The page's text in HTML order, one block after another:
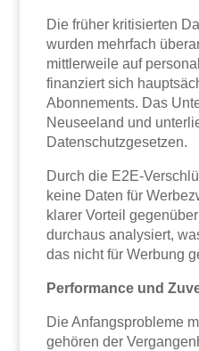
Die früher kritisierten
wurden mehrfach
mittlerweile auf
finanziert sich
Abonnements. Das
Neuseeland und
Datenschutzgesetzen.
Durch die E2E-
keine Daten für
klarer Vorteil
durchaus analysiert,
das nicht für Werbung
Performance und
Die Anfangsprobleme
gehören der